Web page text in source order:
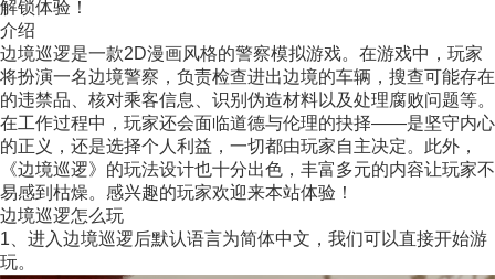
解锁体验！
介绍
边境巡逻是一款2D漫画风格的警察模拟游戏。在游戏中，玩家
将扮演一名边境警察，负责检查进出边境的车辆，搜查可能存在
的违禁品、核对乘客信息、识别伪造材料以及处理腐败问题等。
在工作过程中，玩家还会面临道德与伦理的抉择——是坚守内心
的正义，还是选择个人利益，一切都由玩家自主决定。此外，
《边境巡逻》的玩法设计也十分出色，丰富多元的内容让玩家不
易感到枯燥。感兴趣的玩家欢迎来本站体验！
边境巡逻怎么玩
1、进入边境巡逻后默认语言为简体中文，我们可以直接开始游
玩。